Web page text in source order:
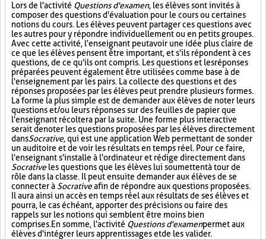
Lors de l'activité Questions d'examen, les élèves sont invités à
composer des questions d'évaluation pour le cours ou certaines
notions du cours. Les élèves peuvent partager ces questions avec
les autres pour y répondre individuellement ou en petits groupes.
Avec cette activité, l'enseignant peut avoir une idée plus claire de
ce que les élèves pensent être important, et s'ils répondent à ces
questions, de ce qu'ils ont compris. Les questions et les réponses
préparées peuvent également être utilisées comme base à de
l'enseignement par les pairs. La collecte des questions et des
réponses proposées par les élèves peut prendre plusieurs formes.
La forme la plus simple est de demander aux élèves de noter leurs
questions et/ou leurs réponses sur des feuilles de papier que
l'enseignant récoltera par la suite. Une forme plus interactive
serait de noter les questions proposées par les élèves directement
dansSocrative, qui est une application Web permettant de sonder
un auditoire et de voir les résultats en temps réel. Pour ce faire,
l'enseignant s'installe à l'ordinateur et rédige directement dans
Socrativeles questions que les élèves lui soumettent à tour de
rôle dans la classe. Il peut ensuite demander aux élèves de se
connecter à Socrativeafin de répondre aux questions proposées.
Il aura ainsi un accès en temps réel aux résultats de ses élèves et
pourra, le cas échéant, apporter des précisions ou faire des
rappels sur les notions qui semblent être moins bien
comprises. En somme, l'activité Questions d'examenpermet aux
élèves d'intégrer leurs apprentissages et de les valider.